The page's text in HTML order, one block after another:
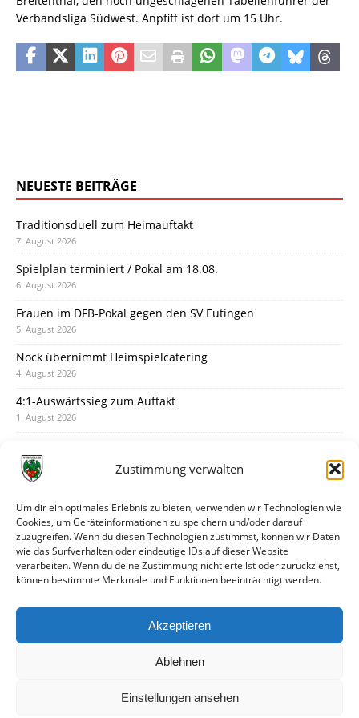
Zustimmung verwalten
Um dir ein optimales Erlebnis zu bieten, verwenden wir Technologien wie
Cookies, um Geräteinformationen zu speichern und/oder darauf
zuzugreifen. Wenn du diesen Technologien zustimmst, können wir Daten
wie das Surfverhalten oder eindeutige IDs auf dieser Website
verarbeiten. Wenn du deine Zustimmung nicht erteilst oder zurückziehst,
können bestimmte Merkmale und Funktionen beeinträchtigt werden.
Akzeptieren
Ablehnen
Einstellungen ansehen
Verbandsliga Südwest. Anpfiff ist dort um 15 Uhr.
NEUESTE BEITRÄGE
Traditionsduell zum Heimauftakt
7. August 2026
Spielplan terminiert / Pokal am 18.08.
6. August 2026
Frauen im DFB-Pokal gegen den SV Eutingen
5. August 2026
Nock übernimmt Heimspielcatering
4. August 2026
4:1-Auswärtssieg zum Auftakt
1. August 2026
31. Juli 2026
30. Juli 2026
Deine Spielminute: 89+1
28. Juli 2026
Neuer Rückensponsor
Neue Podcast-Folge: So tickt Björn!
27. Juli 2026